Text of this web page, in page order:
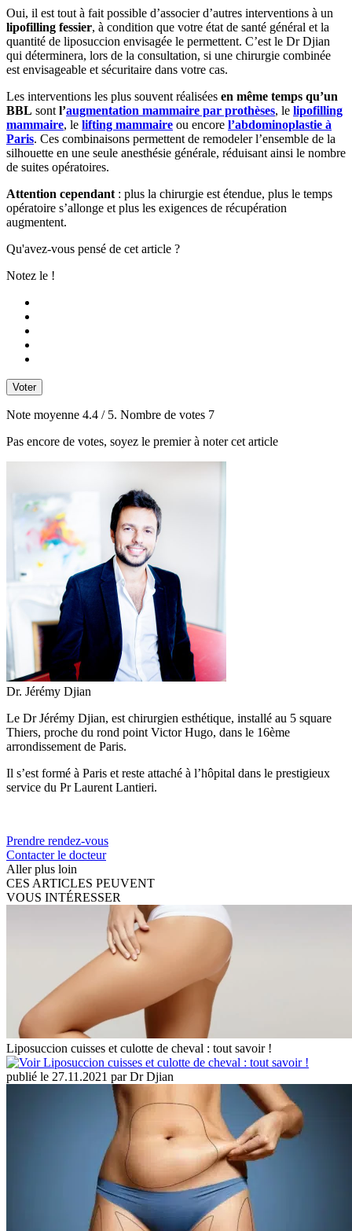
Oui, il est tout à fait possible d’associer d’autres interventions à un
lipofilling fessier, à condition que votre état de santé général et la
quantité de liposuccion envisagée le permettent. C’est le Dr Djian
qui déterminera, lors de la consultation, si une chirurgie combinée
est envisageable et sécuritaire dans votre cas.
Les interventions les plus souvent réalisées en même temps qu’un
BBL sont l’augmentation mammaire par prothèses, le lipofilling
mammaire, le lifting mammaire ou encore l’abdominoplastie à
Paris. Ces combinaisons permettent de remodeler l’ensemble de la
silhouette en une seule anesthésie générale, réduisant ainsi le nombre
de suites opératoires.
Attention cependant : plus la chirurgie est étendue, plus le temps
opératoire s’allonge et plus les exigences de récupération
augmentent.
Qu'avez-vous pensé de cet article ?
Notez le !
Voter
Note moyenne 4.4 / 5. Nombre de votes 7
Pas encore de votes, soyez le premier à noter cet article
Dr. Jérémy Djian
Le Dr Jérémy Djian, est chirurgien esthétique, installé au 5 square
Thiers, proche du rond point Victor Hugo, dans le 16ème
arrondissement de Paris.
Il s’est formé à Paris et reste attaché à l’hôpital dans le prestigieux
service du Pr Laurent Lantieri.
Prendre rendez-vous
Contacter le docteur
Aller plus loin
CES ARTICLES PEUVENT
VOUS INTÉRESSER
Liposuccion cuisses et culotte de cheval : tout savoir !
publié le 27.11.2021 par Dr Djian